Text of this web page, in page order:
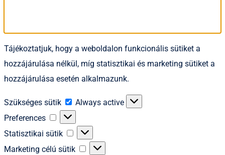
Tájékoztatjuk, hogy a weboldalon funkcionális sütiket a
hozzájárulása nélkül, míg statisztikai és marketing sütiket a
hozzájárulása esetén alkalmazunk.
Szükséges sütik
Szükséges
Always active
Preferences
Preferences
Statisztikai sütik
Statisztikai
sütik
Marketing célú sütik
Marketing